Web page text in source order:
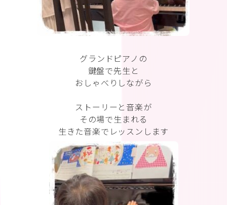
グランドピアノの
鍵盤で先生と
おしゃべりしながら
ストーリーと音楽が
その場で生まれる
生きた音楽でレッスンします